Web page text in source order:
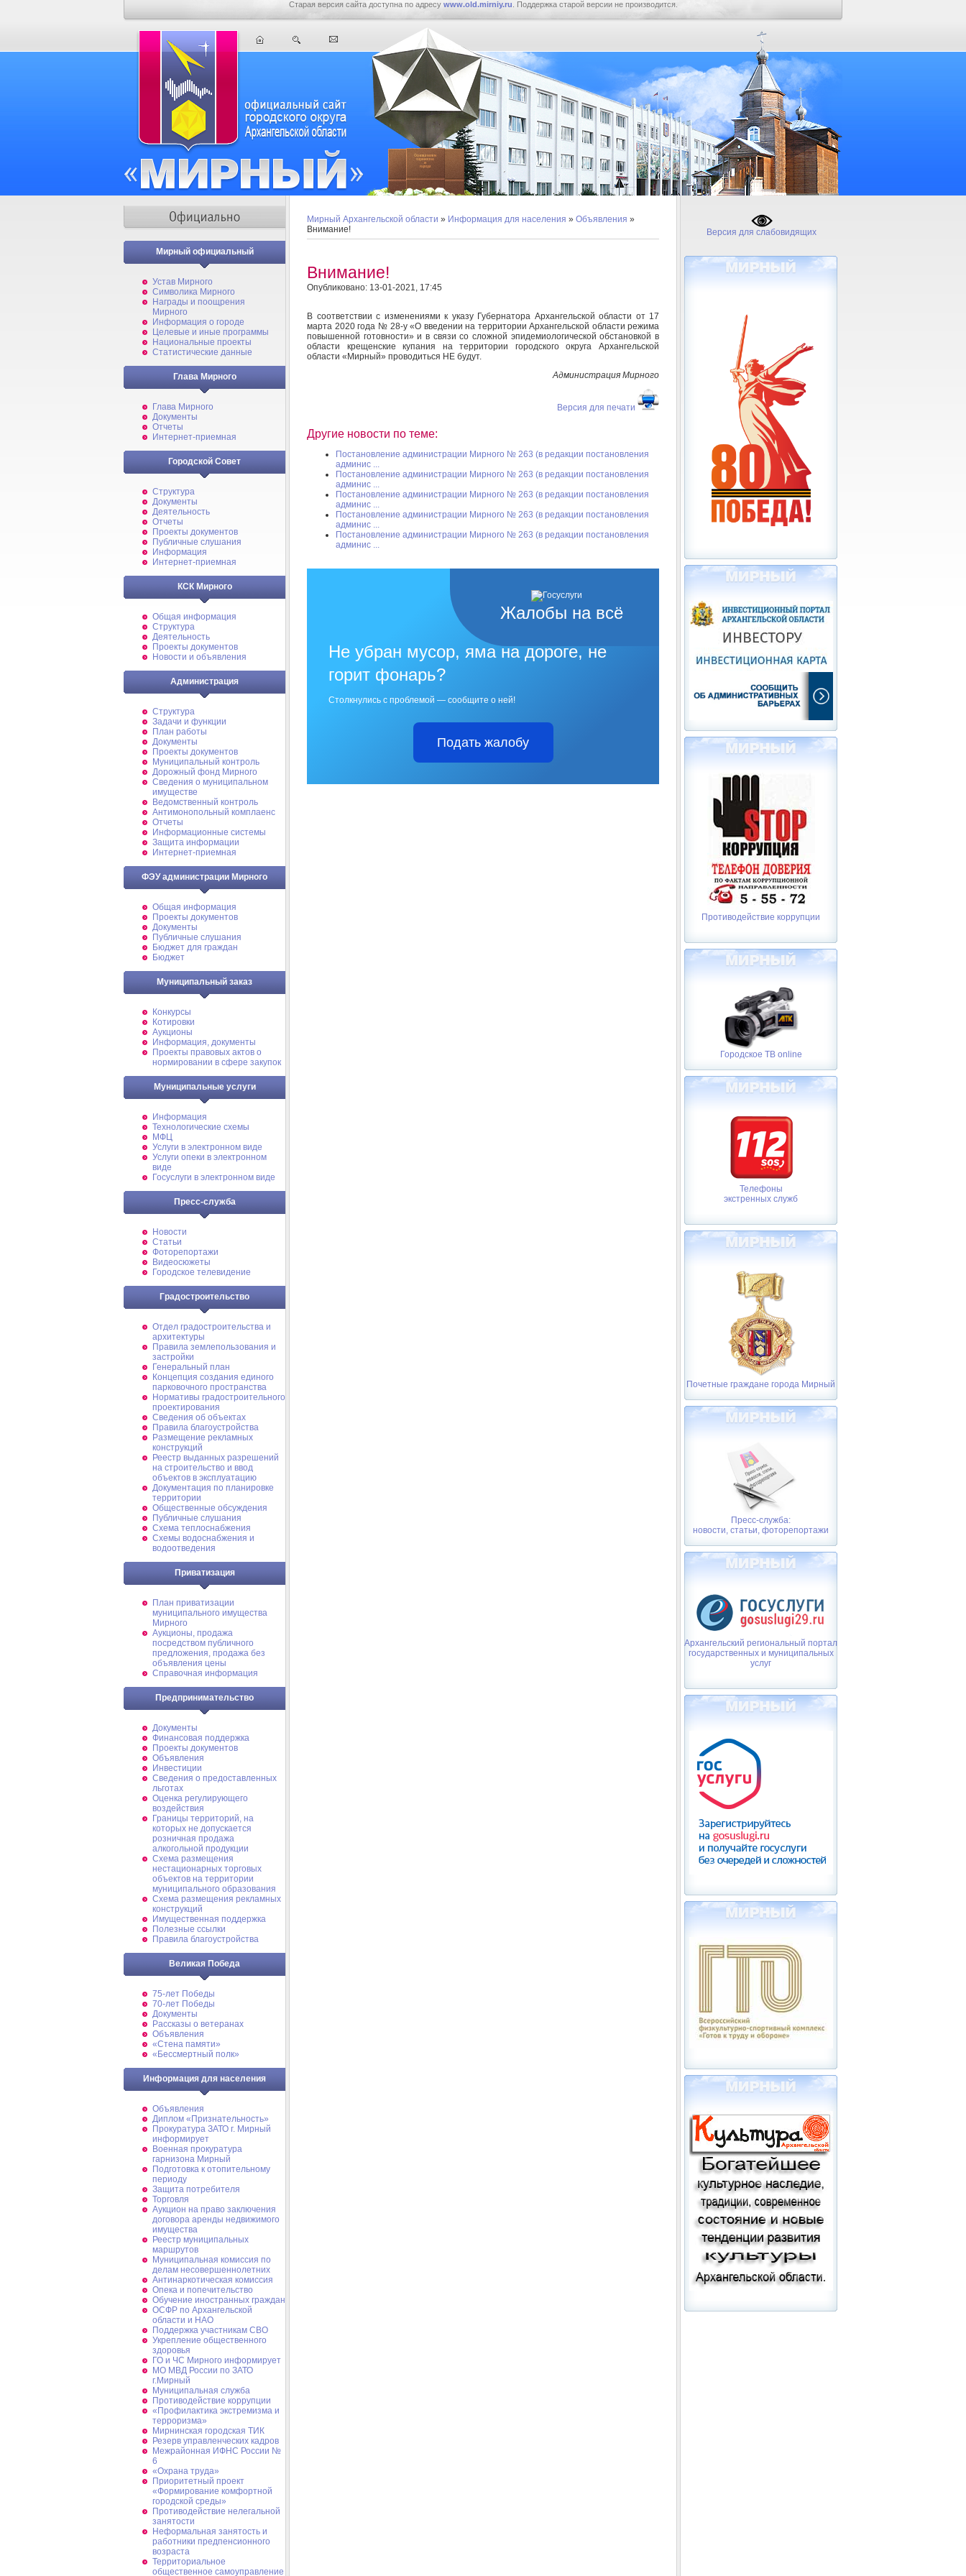
Старая версия сайта доступна по адресу www.old.mirniy.ru . Поддержка старой версии не производится.
Мирный официальный
Устав Мирного
Символика Мирного
Награды и поощрения
Мирного
Информация о городе
Целевые и иные программы
Национальные проекты
Статистические данные
Глава Мирного
Глава Мирного
Документы
Отчеты
Интернет-приемная
Городской Совет
Структура
Документы
Деятельность
Отчеты
Проекты документов
Публичные слушания
Информация
Интернет-приемная
КСК Мирного
Общая информация
Структура
Деятельность
Проекты документов
Новости и объявления
Администрация
Структура
Задачи и функции
План работы
Документы
Проекты документов
Муниципальный контроль
Дорожный фонд Мирного
Cведения о муниципальном
имуществе
Ведомственный контроль
Антимонопольный комплаенс
Отчеты
Информационные системы
Защита информации
Интернет-приемная
ФЭУ администрации Мирного
Общая информация
Проекты документов
Документы
Публичные слушания
Бюджет для граждан
Бюджет
Муниципальный заказ
Конкурсы
Котировки
Аукционы
Информация, документы
Проекты правовых актов о
нормировании в сфере закупок
Муниципальные услуги
Информация
Технологические схемы
МФЦ
Услуги в электронном виде
Услуги опеки в электронном
виде
Госуслуги в электронном виде
Пресс-служба
Новости
Статьи
Фоторепортажи
Видеосюжеты
Городское телевидение
Градостроительство
Отдел градостроительства и
архитектуры
Правила землепользования и
застройки
Генеральный план
Концепция создания единого
парковочного пространства
Нормативы градостроительного
проектирования
Сведения об объектах
Правила благоустройства
Размещение рекламных
конструкций
Реестр выданных разрешений
на строительство и ввод
объектов в эксплуатацию
Документация по планировке
территории
Общественные обсуждения
Публичные слушания
Схема теплоснабжения
Схемы водоснабжения и
водоотведения
Приватизация
План приватизации
муниципального имущества
Мирного
Аукционы, продажа
посредством публичного
предложения, продажа без
объявления цены
Справочная информация
Предпринимательство
Документы
Финансовая поддержка
Проекты документов
Объявления
Инвестиции
Сведения о предоставленных
льготах
Оценка регулирующего
воздействия
Границы территорий, на
которых не допускается
розничная продажа
алкогольной продукции
Схема размещения
нестационарных торговых
объектов на территории
муниципального образования
Схема размещения рекламных
конструкций
Имущественная поддержка
Полезные ссылки
Правила благоустройства
Великая Победа
75-лет Победы
70-лет Победы
Документы
Рассказы о ветеранах
Объявления
«Стена памяти»
«Бессмертный полк»
Информация для населения
Объявления
Диплом «Признательность»
Прокуратура ЗАТО г. Мирный
информирует
Военная прокуратура
гарнизона Мирный
Подготовка к отопительному
периоду
Защита потребителя
Торговля
Аукцион на право заключения
договора аренды недвижимого
имущества
Реестр муниципальных
маршрутов
Муниципальная комиссия по
делам несовершеннолетних
Антинаркотическая комиссия
Опека и попечительство
Обучение иностранных граждан
ОСФР по Архангельской
области и НАО
Поддержка участникам СВО
Укрепление общественного
здоровья
ГО и ЧС Мирного информирует
МО МВД России по ЗАТО
г.Мирный
Муниципальная cлужба
Противодействие коррупции
«Профилактика экстремизма и
терроризма»
Мирнинская городская ТИК
Резерв управленческих кадров
Межрайонная ИФНС России №
6
«Охрана труда»
Приоритетный проект
«Формирование комфортной
городской среды»
Противодействие нелегальной
занятости
Неформальная занятость и
работники предпенсионного
возраста
Территориальное
общественное самоуправление
Мирный Архангельской области » Информация для населения » Объявления »
Внимание!
Внимание!
Опубликовано: 13-01-2021, 17:45
В соответствии с изменениями к указу Губернатора Архангельской области от 17
марта 2020 года № 28-у «О введении на территории Архангельской области режима
повышенной готовности» и в связи со сложной эпидемиологической обстановкой в
области крещенские купания на территории городского округа Архангельской
области «Мирный» проводиться НЕ будут.
Администрация Мирного
Версия для печати
Другие новости по теме:
Постановление администрации Мирного № 263 (в редакции постановления
админис ...
Постановление администрации Мирного № 263 (в редакции постановления
админис ...
Постановление администрации Мирного № 263 (в редакции постановления
админис ...
Постановление администрации Мирного № 263 (в редакции постановления
админис ...
Постановление администрации Мирного № 263 (в редакции постановления
админис ...
Жалобы на всё
Не убран мусор, яма на дороге, не
горит фонарь?
Столкнулись с проблемой — сообщите о ней!
Подать жалобу
Версия для слабовидящих
Противодействие коррупции
Городское ТВ online
Телефоны
экстренных служб
Почетные граждане города Мирный
Пресс-служба:
новости, статьи, фоторепортажи
Архангельский региональный портал
государственных и муниципальных
услуг